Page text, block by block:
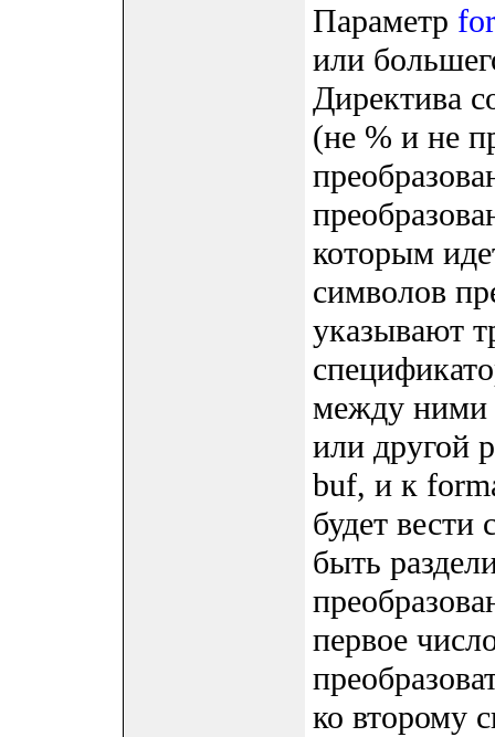
Параметр
или
Директива
(не % и не
которым
символов
указывают
между ними
или другой
buf, и к
будет
быть
первое
ко второму